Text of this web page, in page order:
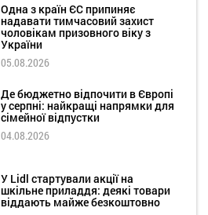
Одна з країн ЄС припиняє
надавати тимчасовий захист
чоловікам призовного віку з
України
05.08.2026
Де бюджетно відпочити в Європі
у серпні: найкращі напрямки для
сімейної відпустки
04.08.2026
У Lidl стартували акції на
шкільне приладдя: деякі товари
віддають майже безкоштовно